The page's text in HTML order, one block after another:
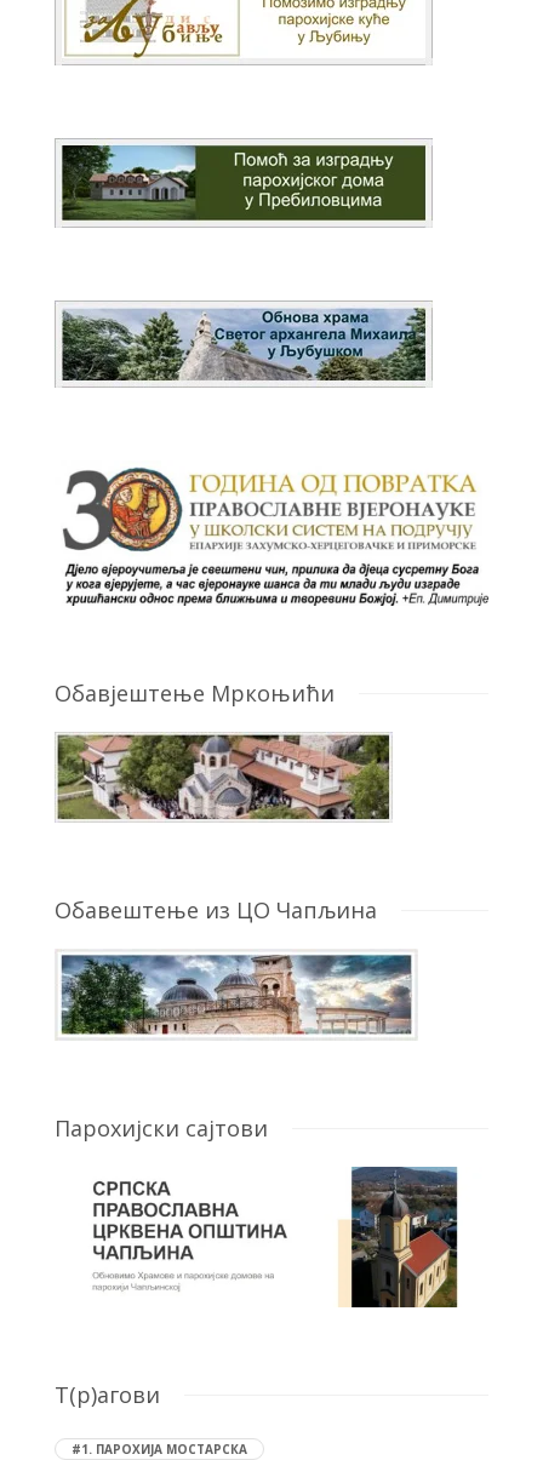
Обавјештење Мркоњићи
Обавештење из ЦО Чапљина
Парохијски сајтови
T(р)агови
#1. ПАРОХИЈА МОСТАРСКА